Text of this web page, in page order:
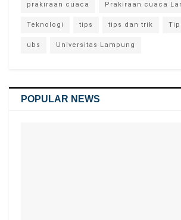
prakiraan cuaca Prakiraan cuaca
Teknologi tips tips dan trik
ubs Universitas Lampung
POPULAR NEWS